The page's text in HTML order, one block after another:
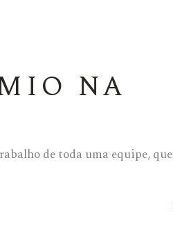
NA
de toda uma equipe, que